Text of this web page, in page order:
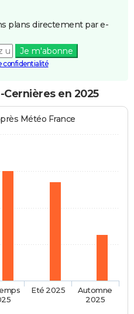
plans directement par e-
Je m'abonne
confidentialité
en 2025
Météo France
Eté 2025
Automne
2025